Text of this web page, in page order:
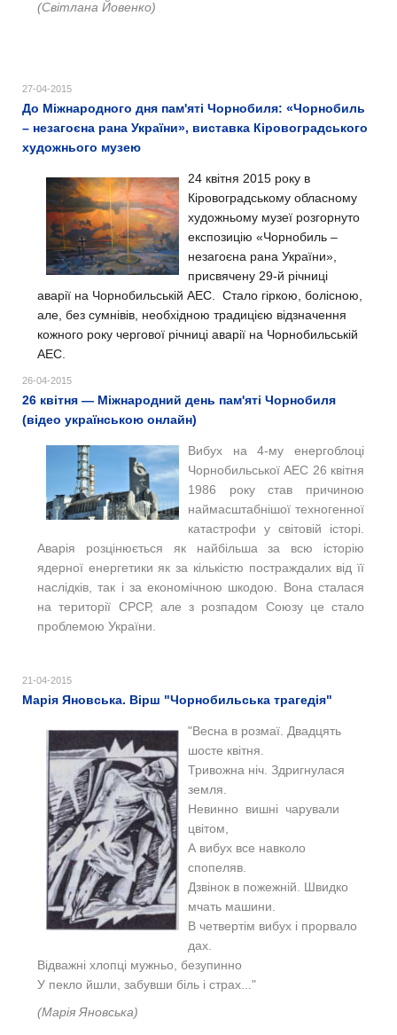
(Світлана Йовенко)
27-04-2015
До Міжнародного дня пам'яті Чорнобиля: «Чорнобиль
– незагоєна рана України», виставка Кіровоградського
художнього музею
24 квітня 2015 року в
Кіровоградському обласному
художньому музеї розгорнуто
експозицію «Чорнобиль –
незагоєна рана України»,
присвячену 29-й річниці
аварії на Чорнобильській АЕС. Стало гіркою, болісною,
але, без сумнівів, необхідною традицією відзначення
кожного року чергової річниці аварії на Чорнобильській
АЕС.
26-04-2015
26 квітня — Міжнародний день пам'яті Чорнобиля
(відео українською онлайн)
Вибух на 4-му енергоблоці
Чорнобильської АЕС 26 квітня
1986 року став причиною
наймасштабнішої техногенної
катастрофи у світовій історі.
Аварія розцінюється як найбільша за всю історію
ядерної енергетики як за кількістю постраждалих від її
наслідків, так і за економічною шкодою. Вона сталася
на території СРСР, але з розпадом Союзу це стало
проблемою України.
21-04-2015
Марія Яновська. Вірш "Чорнобильська трагедія"
"Весна в розмаї. Двадцять
шосте квітня.
Тривожна ніч. Здригнулася
земля.
Невинно вишні чарували
цвітом,
А вибух все навколо
спопеляв.
Дзвінок в пожежній. Швидко
мчать машини.
В четвертім вибух і прорвало
дах.
Відважні хлопці мужньо, безупинно
У пекло йшли, забувши біль і страх..."
(Марія Яновська)